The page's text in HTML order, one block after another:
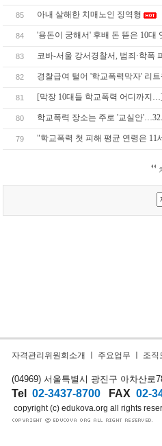
85 아내 살해한 치매노인 징역형
84 '용돈이 궁해서' 후배 돈 뜯은 10대
83 코바-서울 강서경찰서, 범죄·학
82 경찰급여 털어 '학교폭력막자' 리
81 [막장 10대들 학교폭력 어디까지
80 학교폭력 장소는 주로 '교실안
79 "학교폭력 첫 피해 평균 연령은 11
자격관리위원회소개 주요업무 조직
(04969) 서울특별시 광진구 아차산로
Tel 02-3437-8700 FAX 02-
copyright (c) edukova.org all rights